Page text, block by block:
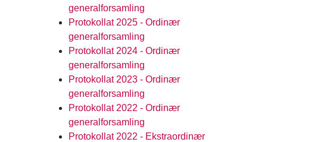
generalforsamling
Protokollat 2025 - Ordinær
generalforsamling
Protokollat 2024 - Ordinær
generalforsamling
Protokollat 2023 - Ordinær
generalforsamling
Protokollat 2022 - Ordinær
generalforsamling
Protokollat 2022 - Ekstraordinær